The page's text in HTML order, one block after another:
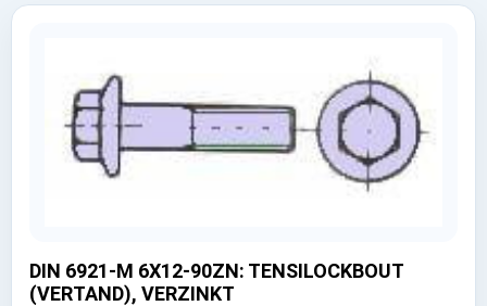
DIN 6921-M 6X12-90ZN: TENSILOCKBOUT
(VERTAND), VERZINKT